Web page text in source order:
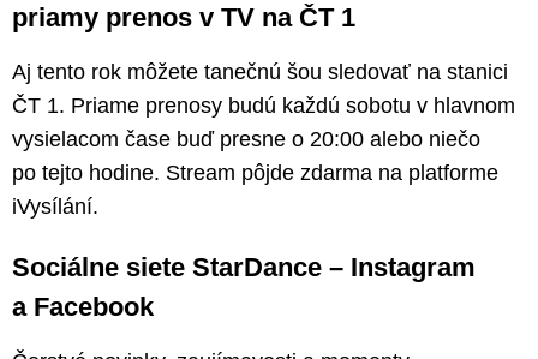
priamy prenos v TV na ČT 1
Aj tento rok môžete tanečnú šou sledovať na stanici
ČT 1. Priame prenosy budú každú sobotu v hlavnom
vysielacom čase buď presne o 20:00 alebo niečo
po tejto hodine. Stream pôjde zdarma na platforme
iVysílání.
Sociálne siete StarDance – Instagram
a Facebook